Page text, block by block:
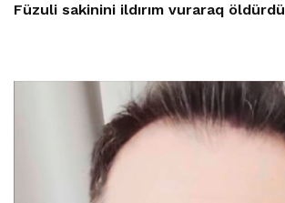
Füzuli sakinini ildırım vuraraq öldürdü